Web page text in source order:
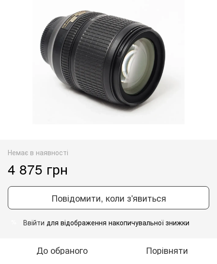
Немає в наявності
4 875 грн
Повідомити, коли з'явиться
Ввійти для відображення накопичувальної знижки
До обраного Порівняти